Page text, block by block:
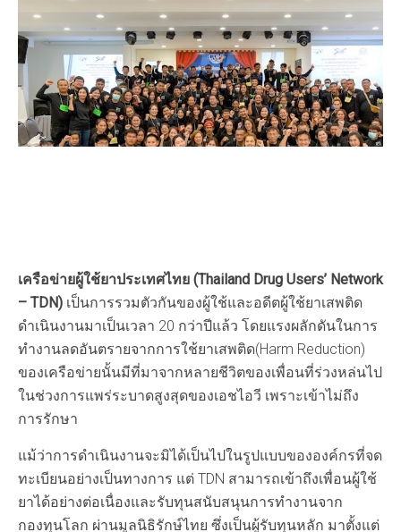
เครือข่ายผู้ใช้ยาประเทศไทย (Thailand Drug Users’ Network
– TDN) เป็นการรวมตัวกันของผู้ใช้และอดีตผู้ใช้ยาเสพติด
ดำเนินงานมาเป็นเวลา 20 กว่าปีแล้ว โดยแรงผลักดันในการ
ทำงานลดอันตรายจากการใช้ยาเสพติด(Harm Reduction)
ของเครือข่ายนั้นมีที่มาจากหลายชีวิตของเพื่อนที่ร่วงหล่นไป
ในช่วงการแพร่ระบาดสูงสุดของเอชไอวี เพราะเข้าไม่ถึง
การรักษา
แม้ว่าการดำเนินงานจะมิได้เป็นไปในรูปแบบขององค์กรที่จด
ทะเบียนอย่างเป็นทางการ แต่ TDN สามารถเข้าถึงเพื่อนผู้ใช้
ยาได้อย่างต่อเนื่องและรับทุนสนับสนุนการทำงานจาก
กองทุนโลก ผ่านมูลนิธิรักษ์ไทย ซึ่งเป็นผู้รับทุนหลัก มาตั้งแต่